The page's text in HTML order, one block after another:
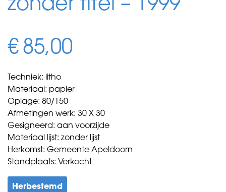
zonder titel – 1999
€ 85,00
Techniek: litho
Materiaal: papier
Oplage: 80/150
Afmetingen werk: 30 X 30
Gesigneerd: aan voorzijde
Materiaal lijst: zonder lijst
Herkomst: Gemeente Apeldoorn
Standplaats: Verkocht
Herbestemd